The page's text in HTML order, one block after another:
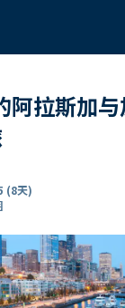
阿拉斯加
(8天)